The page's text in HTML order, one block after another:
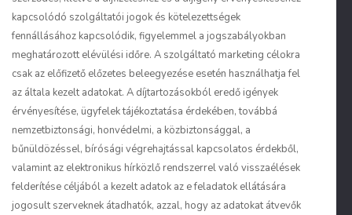
kapcsolódó szolgáltatói jogok és kötelezettségek
fennállásához kapcsolódik, figyelemmel a jogszabályokban
meghatározott elévülési időre. A szolgáltató marketing célokra
csak az előfizető előzetes beleegyezése esetén használhatja fel
az általa kezelt adatokat. A díjtartozásokból eredő igények
érvényesítése, ügyfelek tájékoztatása érdekében, továbbá
nemzetbiztonsági, honvédelmi, a közbiztonsággal, a
bűnüldözéssel, bírósági végrehajtással kapcsolatos érdekből,
valamint az elektronikus hírközlő rendszerrel való visszaélések
felderítése céljából a kezelt adatok az e feladatok ellátására
jogosult szerveknek átadhatók, azzal, hogy az adatokat átvevők